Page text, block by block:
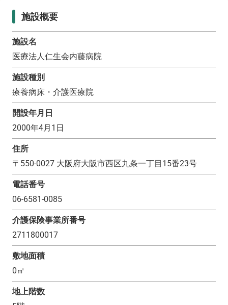
施設概要
施設名
医療法人仁生会内藤病院
施設種別
療養病床・介護医療院
開設年月日
2000年4月1日
住所
〒 550-0027 大阪府大阪市西区九条一丁目15番23号
電話番号
06-6581-0085
介護保険事業所番号
2711800017
敷地面積
0㎡
地上階数